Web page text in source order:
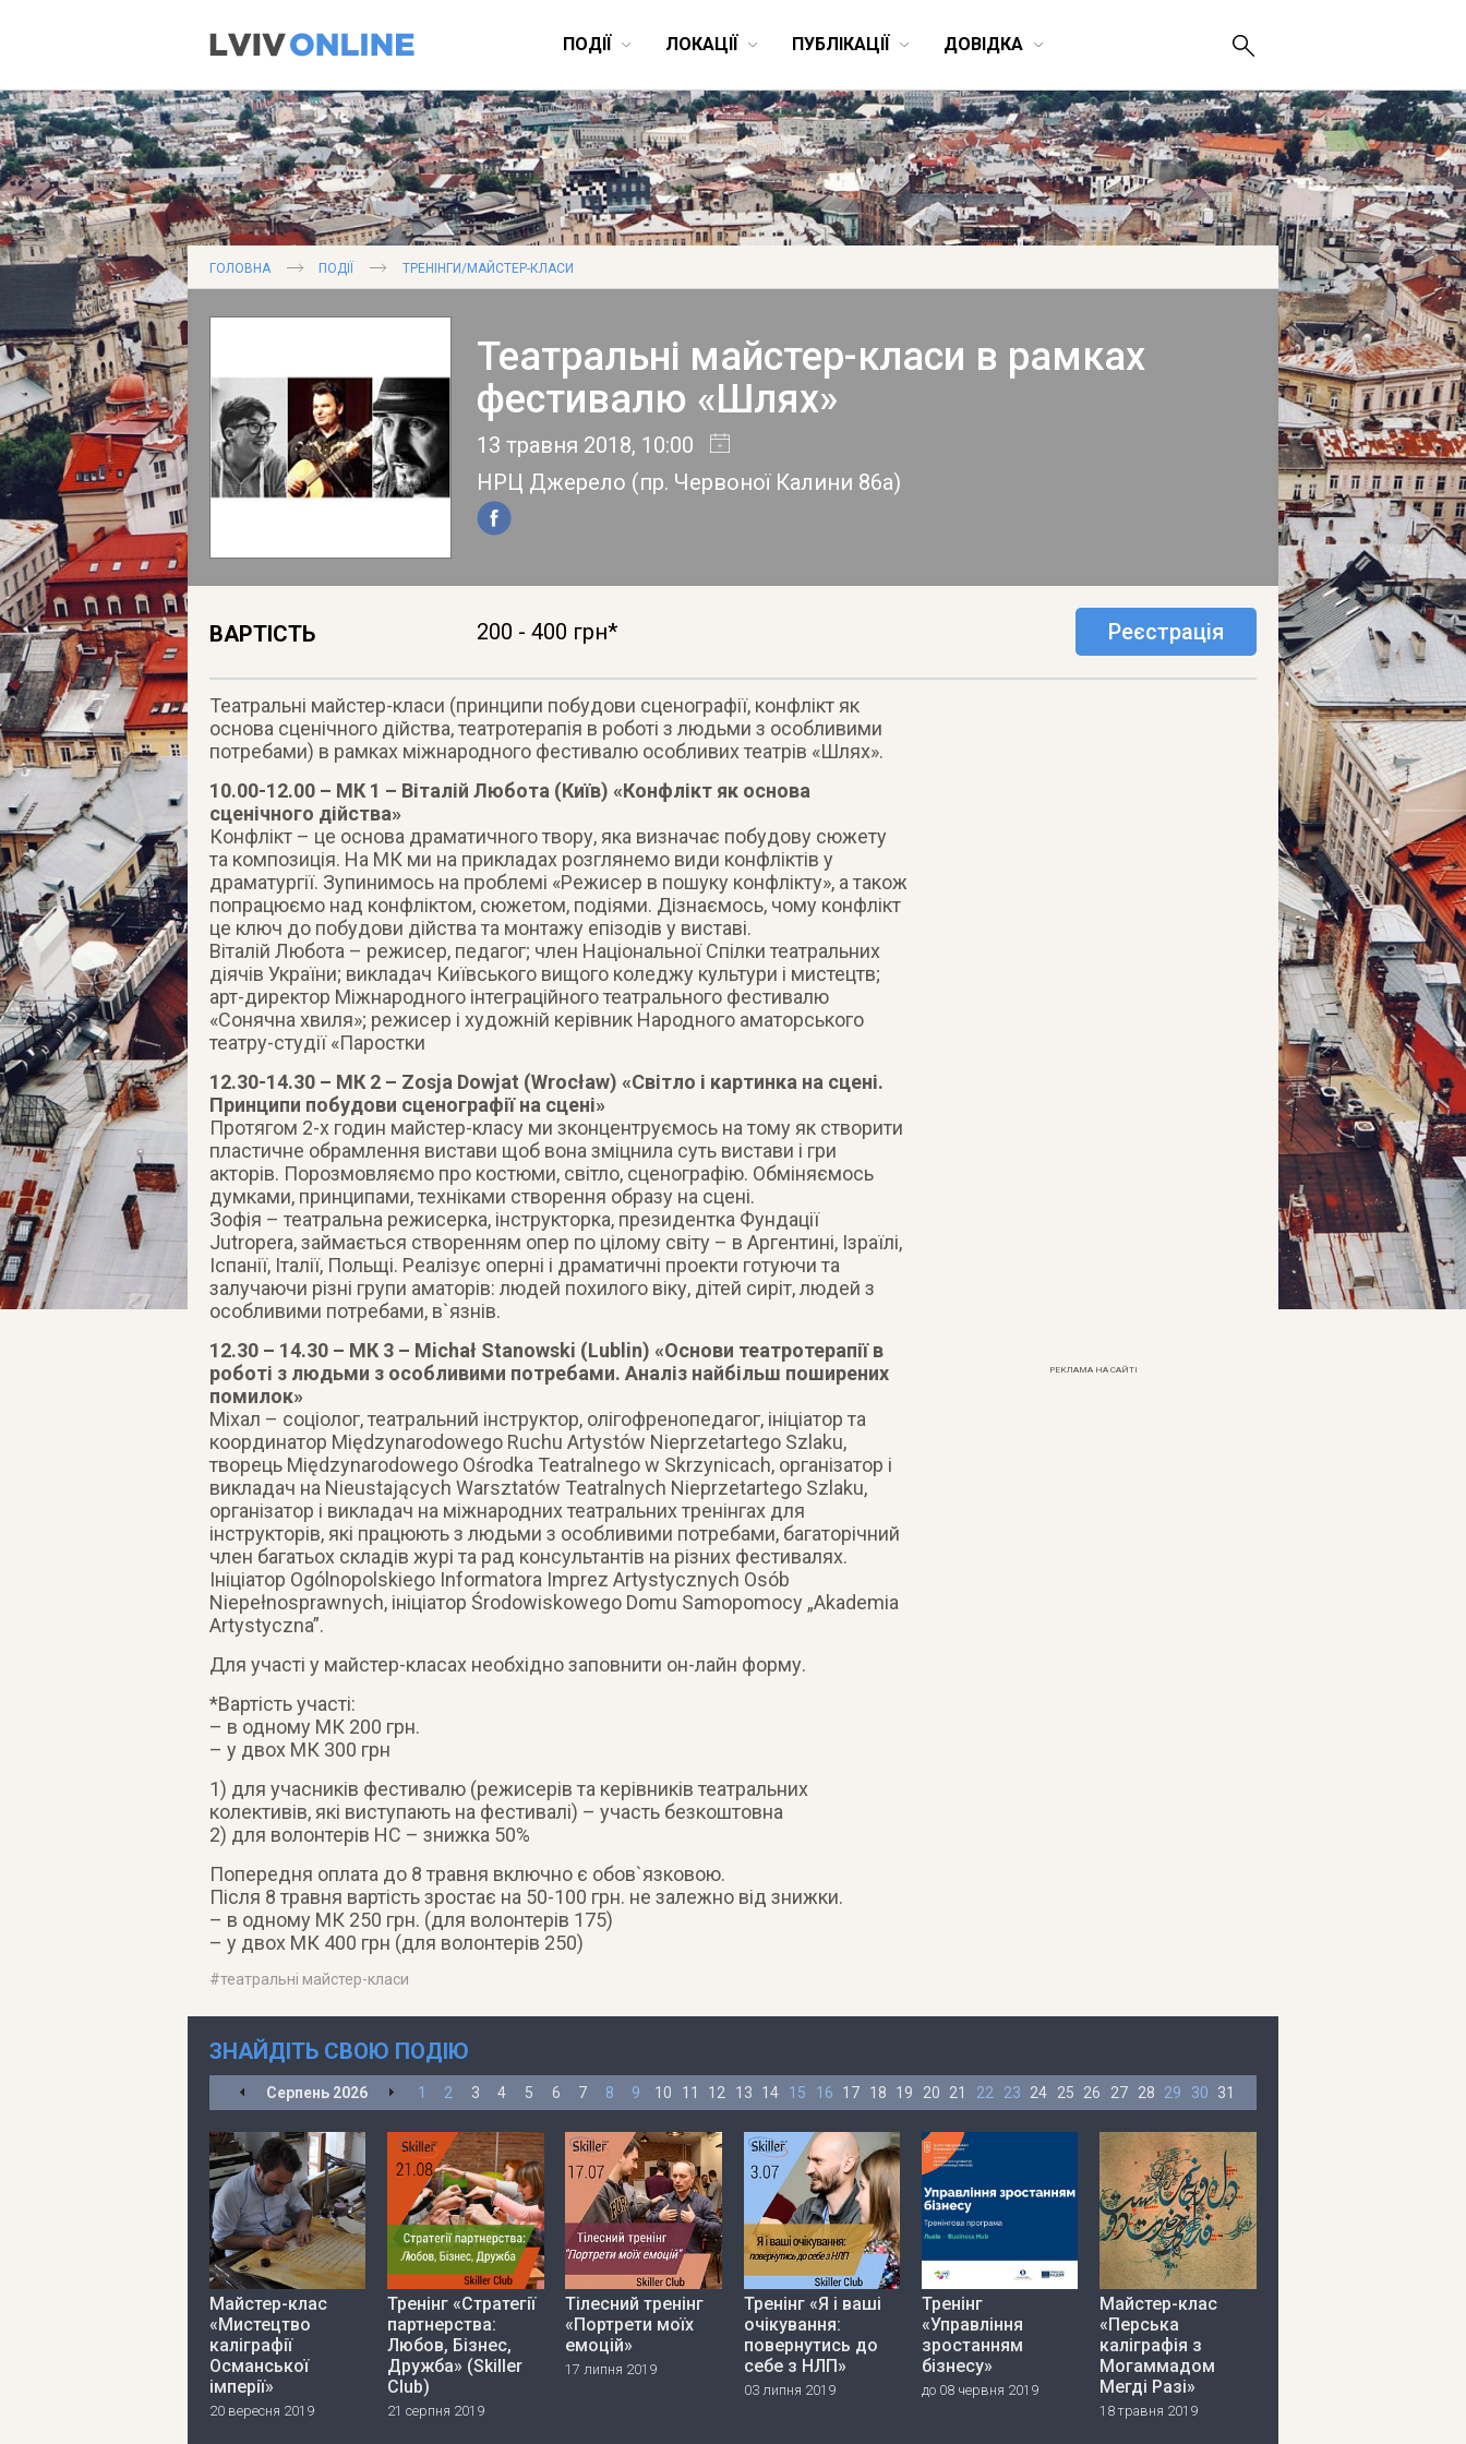
ПОДІЇ ЛОКАЦІЇ ПУБЛІКАЦІЇ ДОВІДКА
ГОЛОВНА ПОДІЇ ТРЕНІНГИ/МАЙСТЕР-КЛАСИ
Театральні майстер-класи в рамках
фестивалю «Шлях»
13 травня 2018, 10:00
НРЦ Джерело (пр. Червоної Калини 86а​)
ВАРТІСТЬ 200 - 400 грн* Реєстрація
Театральні майстер-класи (принципи побудови сценографії, конфлікт як
основа сценічного дійства, театротерапія в роботі з людьми з особливими
потребами) в рамках міжнародного фестивалю особливих театрів «Шлях».
10.00-12.00 – МК 1 – Віталій Любота (Київ) «Конфлікт як основа
сценічного дійства»
Конфлікт – це основа драматичного твору, яка визначає побудову сюжету
та композиція. На МК ми на прикладах розглянемо види конфліктів у
драматургії. Зупинимось на проблемі «Режисер в пошуку конфлікту», а також
попрацюємо над конфліктом, сюжетом, подіями. Дізнаємось, чому конфлікт
це ключ до побудови дійства та монтажу епізодів у виставі.
Віталій Любота – режисер, педагог; член Національної Спілки театральних
діячів України; викладач Київського вищого коледжу культури і мистецтв;
арт-директор Міжнародного інтеграційного театрального фестивалю
«Сонячна хвиля»; режисер і художній керівник Народного аматорського
театру-студії «Паростки
12.30-14.30 – МК 2 – Zosja Dowjat (Wrocław) «Світло і картинка на сцені.
Принципи побудови сценографії на сцені»
Протягом 2-х годин майстер-класу ми зконцентруємось на тому як створити
пластичне обрамлення вистави щоб вона зміцнила суть вистави і гри
акторів. Порозмовляємо про костюми, світло, сценографію. Обміняємось
думками, принципами, техніками створення образу на сцені.
Зофія – театральна режисерка, інструкторка, президентка Фундації
Jutropera, займається створенням опер по цілому світу – в Аргентині, Ізраїлі,
Іспанії, Італії, Польщі. Реалізує оперні і драматичні проекти готуючи та
залучаючи різні групи аматорів: людей похилого віку, дітей сиріт, людей з
особливими потребами, в`язнів.
12.30 – 14.30 – МК 3 – Michał Stanowski (Lublin) «Основи театротерапії в
роботі з людьми з особливими потребами. Аналіз найбільш поширених
помилок»
Міхал – соціолог, театральний інструктор, олігофренопедагог, ініціатор та
координатор Międzynarodowego Ruchu Artystów Nieprzetartego Szlaku,
творець Międzynarodowego Ośrodka Teatralnego w Skrzynicach, організатор і
викладач на Nieustających Warsztatów Teatralnych Nieprzetartego Szlaku,
організатор і викладач на міжнародних театральних тренінгах для
інструкторів, які працюють з людьми з особливими потребами, багаторічний
член багатьох складів журі та рад консультантів на різних фестивалях.
Ініціатор Ogólnopolskiego Informatora Imprez Artystycznych Osób
Niepełnosprawnych, ініціатор Środowiskowego Domu Samopomocy „Akademia
Artystyczna”.
Для участі у майстер-класах необхідно заповнити он-лайн форму.
*Вартість участі:
– в одному МК 200 грн.
– у двох МК 300 грн
1) для учасників фестивалю (режисерів та керівників театральних
колективів, які виступають на фестивалі) – участь безкоштовна
2) для волонтерів НС – знижка 50%
Попередня оплата до 8 травня включно є обов`язковою.
Після 8 травня вартість зростає на 50-100 грн. не залежно від знижки.
– в одному МК 250 грн. (для волонтерів 175)
– у двох МК 400 грн (для волонтерів 250)
#театральні майстер-класи
РЕКЛАМА НА САЙТІ
ЗНАЙДІТЬ СВОЮ ПОДІЮ
Серпень 2026 1 2 3 4 5 6 7 8 9 10 11 12 13 14 15 16 17 18 19 20 21 22 23 24 25 26 27 28 29 30 31
Майстер-клас
«Мистецтво
каліграфії
Османської
імперії»
20 вересня 2019
Тренінг «Стратегії
партнерства:
Любов, Бізнес,
Дружба» (Skiller
Club)
21 серпня 2019
Тілесний тренінг
«Портрети моїх
емоцій»
17 липня 2019
Тренінг «Я і ваші
очікування:
повернутись до
себе з НЛП»
03 липня 2019
Тренінг
«Управління
зростанням
бізнесу»
до 08 червня 2019
Майстер-клас
«Перська
каліграфія з
Могаммадом
Мегді Разі»
18 травня 2019